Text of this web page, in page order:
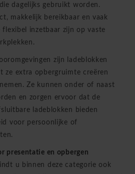
dagelijks gebruikt worden.
makkelijk bereikbaar en vaak
flexibel inzetbaar zijn op vaste
zijn ladeblokken
ze extra opbergruimte creëren
Ze kunnen onder of naast
en zorgen ervoor dat de
ladeblokken bieden
voor persoonlijke of
presentatie en opbergen
u binnen deze categorie ook